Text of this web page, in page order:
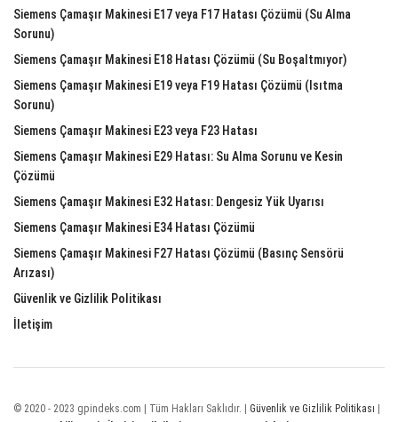
Siemens Çamaşır Makinesi E17 veya F17 Hatası Çözümü (Su Alma
Sorunu)
Siemens Çamaşır Makinesi E18 Hatası Çözümü (Su Boşaltmıyor)
Siemens Çamaşır Makinesi E19 veya F19 Hatası Çözümü (Isıtma
Sorunu)
Siemens Çamaşır Makinesi E23 veya F23 Hatası
Siemens Çamaşır Makinesi E29 Hatası: Su Alma Sorunu ve Kesin
Çözümü
Siemens Çamaşır Makinesi E32 Hatası: Dengesiz Yük Uyarısı
Siemens Çamaşır Makinesi E34 Hatası Çözümü
Siemens Çamaşır Makinesi F27 Hatası Çözümü (Basınç Sensörü
Arızası)
Güvenlik ve Gizlilik Politikası
İletişim
© 2020 - 2023 gpindeks.com | Tüm Hakları Saklıdır. | Güvenlik ve Gizlilik Politikası |